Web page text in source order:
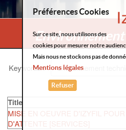
Keywords:
Title
MISE EN OEUVRE D'IZYFIL
D'ATTENTE [SERVICES]
Préférences Cookies
Sur ce site, nous utilisons des
cookies pour mesurer notre
Mais nous ne stockons pas de
Mentions légales
Refuser